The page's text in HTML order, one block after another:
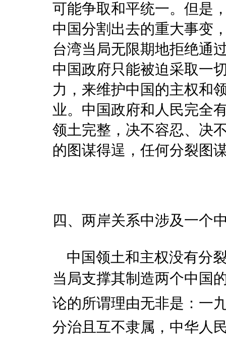
可能争取和平统一。但是
中国分割出去的重大事变
台湾当局无限期地拒绝通
中国政府只能被迫采取一
力，来维护中国的主权和
业。中国政府和人民完全
领土完整，决不容忍、决
的图谋得逞，任何分裂图
四、两岸关系中涉及一个
中国领土和主权没有分
当局支撑其制造两个中国
论的所谓理由无非是：一
分治且互不隶属，中华人